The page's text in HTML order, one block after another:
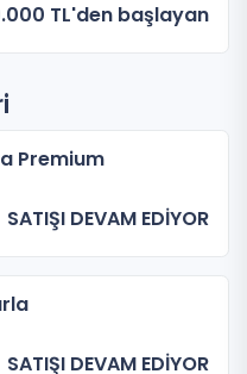
TL'den başlayan
Premium
SATIŞI DEVAM EDİYOR
SATIŞI DEVAM EDİYOR